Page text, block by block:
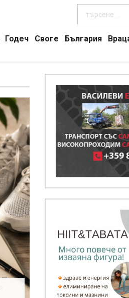
Годеч Своге България